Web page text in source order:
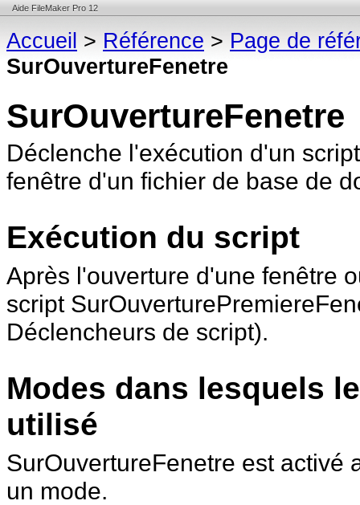
Aide FileMaker Pro 12
Accueil > Référence > Page de
SurOuvertureFenetre
SurOuvertureFenetre
Déclenche l'exécution d'un
fenêtre d'un fichier de base de
Exécution du script
Après l'ouverture d'une fenêtre
script
Déclencheurs de script).
Modes dans lesquels
utilisé
SurOuvertureFenetre est activé
un mode.